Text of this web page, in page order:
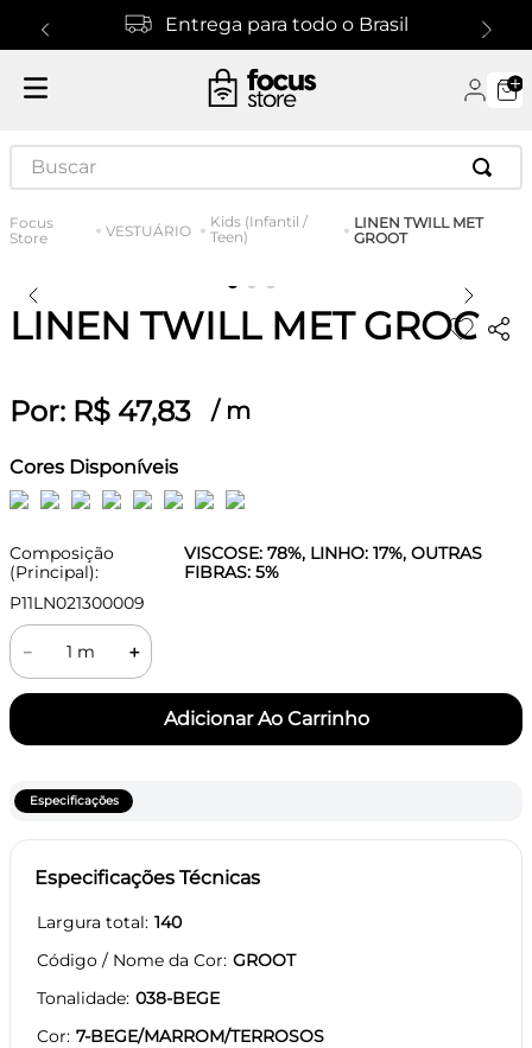
Entrega para todo o Brasil
Buscar
VESTUÁRIO
Kids (Infantil /
Teen)
LINEN TWILL MET
GROOT
LINEN TWILL MET GROOT
Por: R$ 47,83 / m
Cores Disponíveis
Composição
(Principal):
VISCOSE: 78%, LINHO: 17%, OUTRAS
FIBRAS: 5%
P11LN021300009
＋
－
Especificações
Especificações Técnicas
Largura total 140
Código / Nome da Cor GROOT
Tonalidade 038-BEGE
Cor 7-BEGE/MARROM/TERROSOS